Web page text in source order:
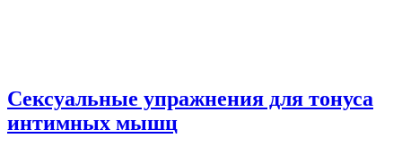
Сексуальные упражнения для тонуса
интимных мышц